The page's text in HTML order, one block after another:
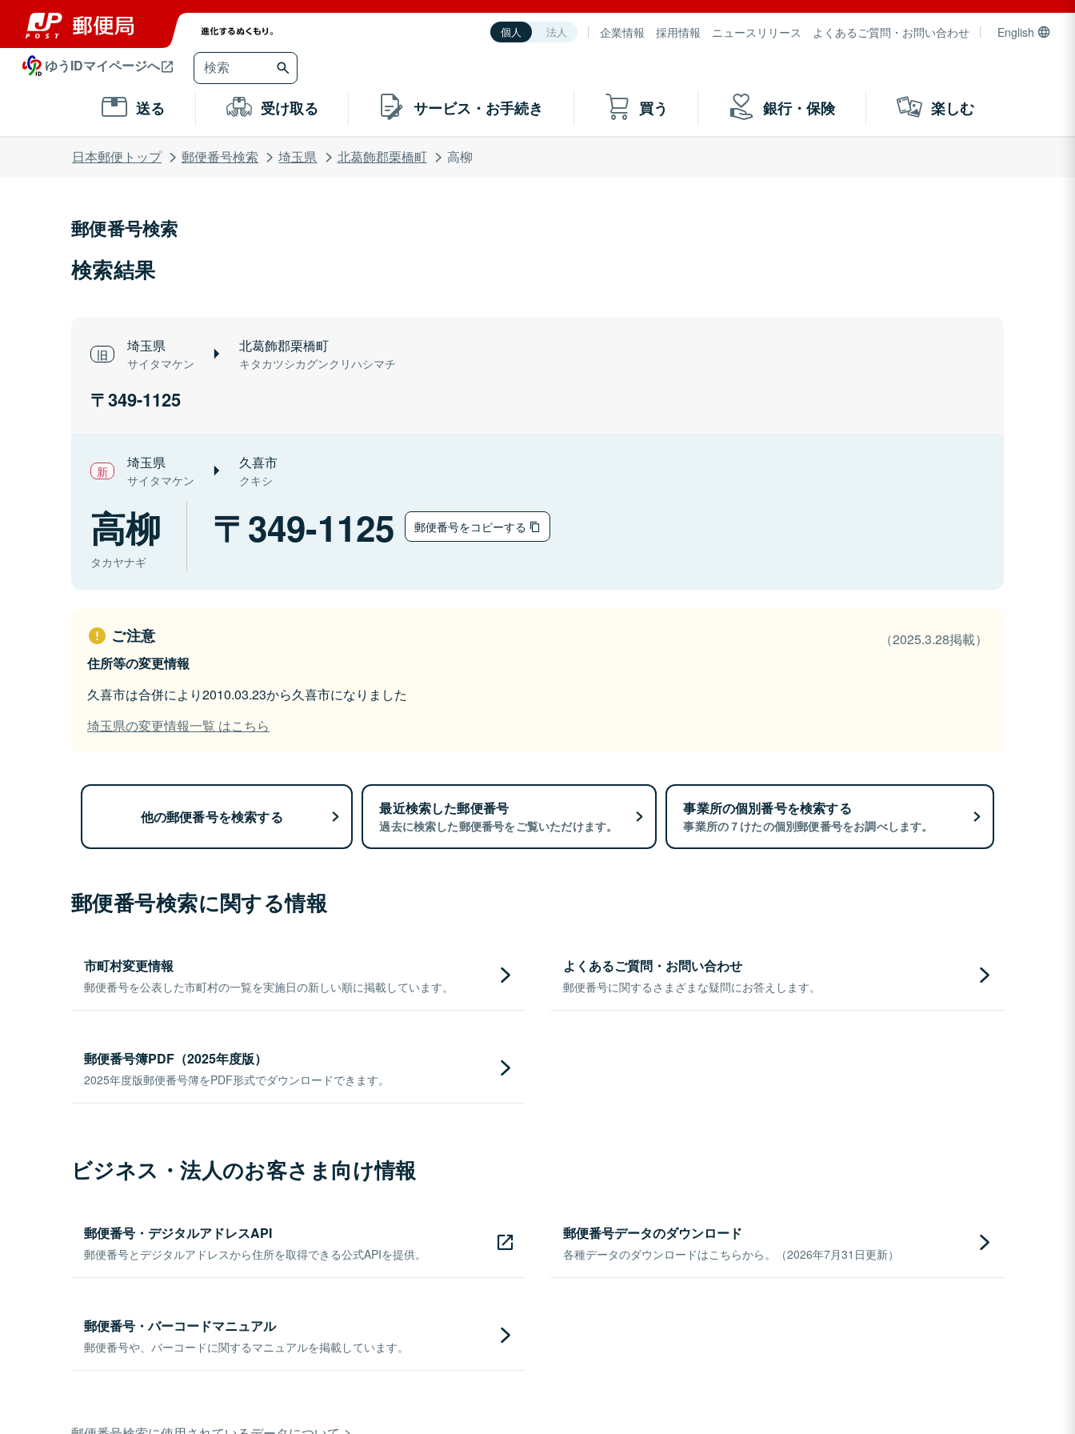
個人 法人 企業情報 採用情報 ニュースリリース よくあるご質問・お問い合わせ English
ゆうIDマイページへ
送る 受け取る サービス・お手続き 買う 銀行・保険 楽しむ
日本郵便トップ 郵便番号検索 埼玉県 北葛飾郡栗橋町 高柳
郵便番号検索
検索結果
埼玉県
サイタマケン
北葛飾郡栗橋町
キタカツシカグンクリハシマチ
349-1125
埼玉県
サイタマケン
久喜市
クキシ
高柳
タカヤナギ
349-1125 郵便番号をコピーする
ご注意
（2025.3.28掲載）
住所等の変更情報
久喜市は合併により2010.03.23から久喜市になりました
埼玉県の変更情報一覧 はこちら
他の郵便番号を検索する 最近検索した郵便番号
過去に検索した郵便番号をご覧いただけます。
事業所の個別番号を検索する
事業所の７けたの個別郵便番号をお調べします。
郵便番号検索に関する情報
市町村変更情報
郵便番号を公表した市町村の一覧を実施日の新しい順に掲載しています。
よくあるご質問・お問い合わせ
郵便番号に関するさまざまな疑問にお答えします。
郵便番号簿PDF（2025年度版）
2025年度版郵便番号簿をPDF形式でダウンロードできます。
ビジネス・法人のお客さま向け情報
郵便番号・デジタルアドレスAPI
郵便番号とデジタルアドレスから住所を取得できる公式APIを提供。
郵便番号データのダウンロード
各種データのダウンロードはこちらから。（2026年7月31日更新）
郵便番号・バーコードマニュアル
郵便番号や、バーコードに関するマニュアルを掲載しています。